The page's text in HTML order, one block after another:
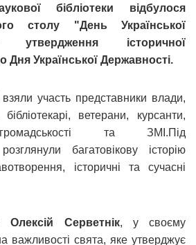
бібліотеки відбулося
столу "День Української
історичної
Дня Української Державності.
взяли участь представники влади,
ветерани, курсанти,
та ЗМІ.Під
багатовікову історію
історичні та сучасні
Олексій Серветнік, у своєму
важливості свята, яке утверджує